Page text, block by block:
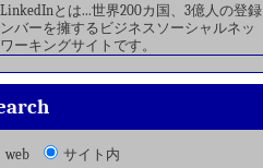
とは...世界200カ国、3億人の登録
ンバーを擁するビジネスソーシャルネッ
ワーキングサイトです。
web サイト内